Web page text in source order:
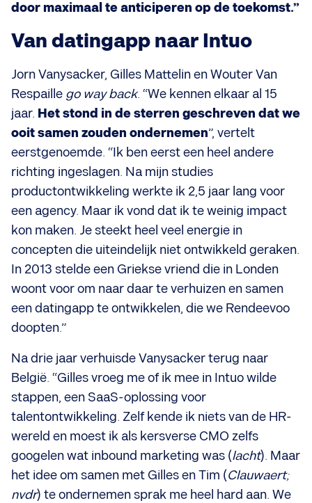
door maximaal te anticiperen op de toekomst.”
Van datingapp naar Intuo
Jorn Vanysacker, Gilles Mattelin en Wouter Van
Respaille go way back. “We kennen elkaar al 15
jaar. Het stond in de sterren geschreven dat we
ooit samen zouden ondernemen”, vertelt
eerstgenoemde. “Ik ben eerst een heel andere
richting ingeslagen. Na mijn studies
productontwikkeling werkte ik 2,5 jaar lang voor
een agency. Maar ik vond dat ik te weinig impact
kon maken. Je steekt heel veel energie in
concepten die uiteindelijk niet ontwikkeld geraken.
In 2013 stelde een Griekse vriend die in Londen
woont voor om naar daar te verhuizen en samen
een datingapp te ontwikkelen, die we Rendeevoo
doopten.”
Na drie jaar verhuisde Vanysacker terug naar
België. “Gilles vroeg me of ik mee in Intuo wilde
stappen, een SaaS-oplossing voor
talentontwikkeling. Zelf kende ik niets van de HR-
wereld en moest ik als kersverse CMO zelfs
googelen wat inbound marketing was (lacht). Maar
het idee om samen met Gilles en Tim (Clauwaert;
nvdr) te ondernemen sprak me heel hard aan. We